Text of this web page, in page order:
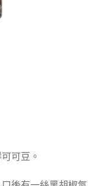
可豆。